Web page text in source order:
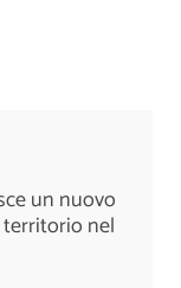
un nuovo
nel